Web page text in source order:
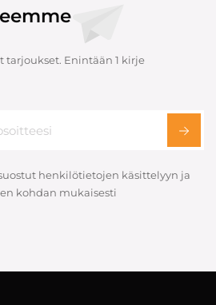
Enintään 1 kirje
henkilötietojen käsittelyyn ja
kohdan mukaisesti